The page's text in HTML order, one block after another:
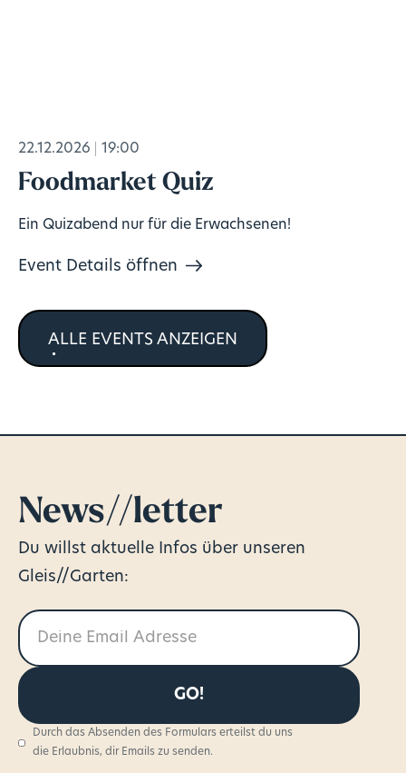
22.12.2026 19:00
Foodmarket Quiz
Ein Quizabend nur für die Erwachsenen!
Event Details öffnen
ALLE EVENTS ANZEIGEN
News//letter
Du willst aktuelle Infos über unseren
Gleis//Garten:
Durch das Absenden des Formulars erteilst du uns
die Erlaubnis, dir Emails zu senden.